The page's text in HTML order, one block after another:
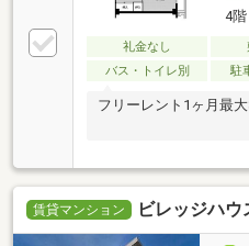
4
礼金なし
バス・トイレ別
駐
フリーレント1ヶ月最
賃貸マンション ビレッジハ